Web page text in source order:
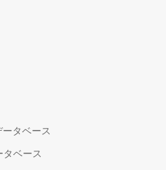
タベース
タベース